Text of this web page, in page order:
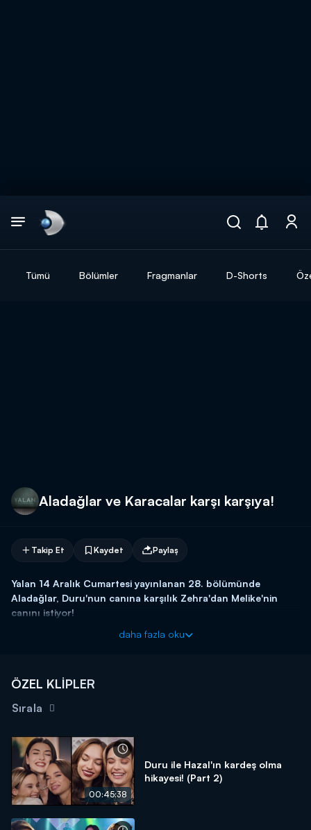
Tümü Bölümler Fragmanlar D-Shorts
Aladağlar ve Karacalar karşı karşıya!
Takip Et Kaydet Paylaş
Yalan 14 Aralık Cumartesi yayınlanan 28. bölümünde
Aladağlar, Duru'nun canına karşılık Zehra'dan Melike'nin
canını istiyor!
Yalan yeni bölümleriyle her cumartesi 20.00’de Kanal D’de!
daha fazla oku
ÖZEL KLİPLER
Sırala
00:45:38
Duru ile Hazal'ın kardeş olma
hikayesi! (Part 2)